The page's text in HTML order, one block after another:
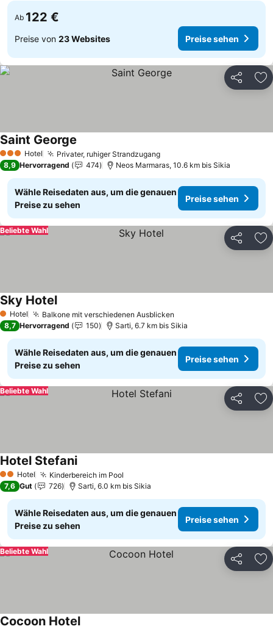
Ab 122 €
Preise von 23 Websites Preise sehen
Teilen
3 SterneHotel Privater, ruhiger Strandzugang
Saint George
8,9 Hervorragend 474 Neos Marmaras, 10.6 km bis Sikia
Wähle Reisedaten aus, um die genauen
Preise zu sehen
Preise sehen
Teilen
Beliebte Wahl
1 Sterne
Hotel Balkone mit verschiedenen Ausblicken
Sky Hotel
8,7 Hervorragend 150 Sarti, 6.7 km bis Sikia
Wähle Reisedaten aus, um die genauen
Preise zu sehen
Preise sehen
Teilen
Beliebte Wahl
2 Sterne
Hotel Kinderbereich im Pool
Hotel Stefani
7,6 Gut 726 Sarti, 6.0 km bis Sikia
Wähle Reisedaten aus, um die genauen
Preise zu sehen
Preise sehen
Teilen
Beliebte Wahl
Cocoon Hotel